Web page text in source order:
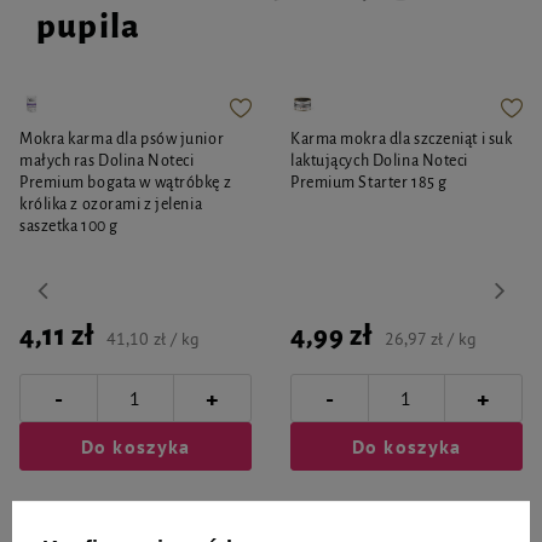
Długa i półdługa sierść wymaga systematycznego odżywienia,
odpowiedniego nawilżenia oraz skutecznej ochrony przed działaniem
czynników zewnętrznych. Wybierając kosmetyki dla swojego pupila, sięgaj
powodując uszkodzeń.
pupila
Mokra karma dla psów junior
małych ras Dolina Noteci
Premium bogata w wątróbkę z
królika z ozorami z jelenia
saszetka 100 g
4,11 zł 41,10 zł / kg
- +
Do koszyka
Karma mokra dla szczeniąt i suk
laktujących Dolina Noteci
Premium Starter 185 g
4,99 zł 26,97 zł / kg
- +
Do koszyka